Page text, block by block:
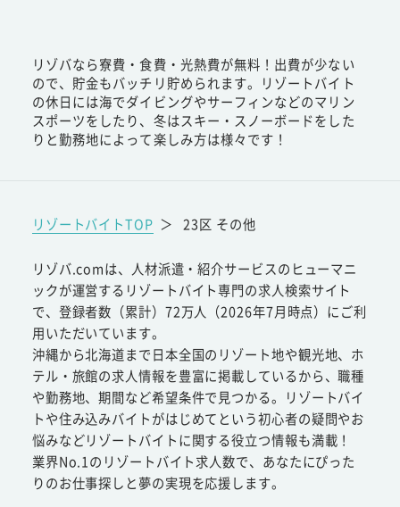
リゾバなら寮費・食費・光熱費が無料！出費が少ない
ので、貯金もバッチリ貯められます。リゾートバイト
の休日には海でダイビングやサーフィンなどのマリン
スポーツをしたり、冬はスキー・スノーボードをした
りと勤務地によって楽しみ方は様々です！
リゾートバイトTOP ＞ 23区 その他
リゾバ.comは、人材派遣・紹介サービスのヒューマニ
ックが運営するリゾートバイト専門の求人検索サイト
で、登録者数（累計）72万人（2026年7月時点）にご利
用いただいています。
沖縄から北海道まで日本全国のリゾート地や観光地、ホ
テル・旅館の求人情報を豊富に掲載しているから、職種
や勤務地、期間など希望条件で見つかる。リゾートバイ
トや住み込みバイトがはじめてという初心者の疑問やお
悩みなどリゾートバイトに関する役立つ情報も満載！
業界No.1のリゾートバイト求人数で、あなたにぴった
りのお仕事探しと夢の実現を応援します。